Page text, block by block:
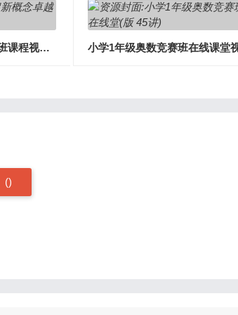
褚帅老师超新概念卓越班课程视频(24讲 完整版)
()